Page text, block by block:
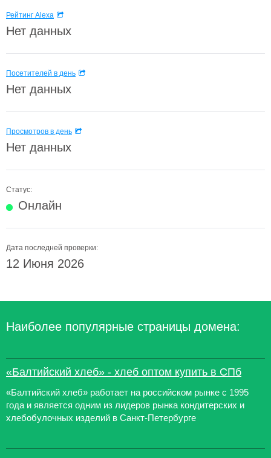
Рейтинг Alexa
Нет данных
Посетителей в день
Нет данных
Просмотров в день
Нет данных
Статус:
Онлайн
Дата последней проверки:
12 Июня 2026
Наиболее популярные страницы домена:
«Балтийский хлеб» - хлеб оптом купить в СПб
«Балтийский хлеб» работает на российском рынке с 1995
года и является одним из лидеров рынка кондитерских и
хлебобулочных изделий в Санкт-Петербурге